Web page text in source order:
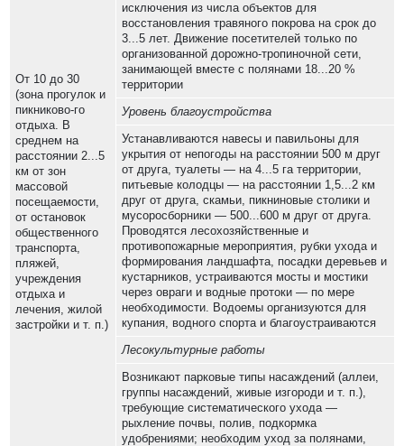
От 10 до 30
(зона прогулок и
пикниково-го
отдыха. В
среднем на
расстоянии 2...5
км от зон
массовой
посещаемости,
от остановок
общественного
транспорта,
пляжей,
учреждения
отдыха и
лечения, жилой
застройки и т. п.)
исключения из числа объектов для
восстановления травяного покрова на срок до
3...5 лет. Движение посетителей только по
организованной дорожно-тропиночной сети,
занимающей вместе с полянами 18...20 %
территории
Уровень благоустройства
Устанавливаются навесы и павильоны для
укрытия от непогоды на расстоянии 500 м друг
от друга, туалеты — на 4...5 га территории,
питьевые колодцы — на расстоянии 1,5...2 км
друг от друга, скамьи, пикниновые столики и
мусоросборники — 500...600 м друг от друга.
Проводятся лесохозяйственные и
противопожарные мероприятия, рубки ухода и
формирования ландшафта, посадки деревьев и
кустарников, устраиваются мосты и мостики
через овраги и водные протоки — по мере
необходимости. Водоемы организуются для
купания, водного спорта и благоустраиваются
Лесокультурные работы
Возникают парковые типы насаждений (аллеи,
группы насаждений, живые изгороди и т. п.),
требующие систематического ухода —
рыхление почвы, полив, подкормка
удобрениями; необходим уход за полянами,